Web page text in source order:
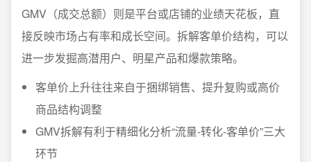
GMV（成交总额）则是平台或店铺的业绩天花板，直
接反映市场占有率和成长空间。拆解客单价结构，可以
进一步发掘高潜用户、明星产品和爆款策略。
客单价上升往往来自于捆绑销售、提升复购或高价
商品结构调整
GMV拆解有利于精细化分析“流量-转化-客单价”三大
环节